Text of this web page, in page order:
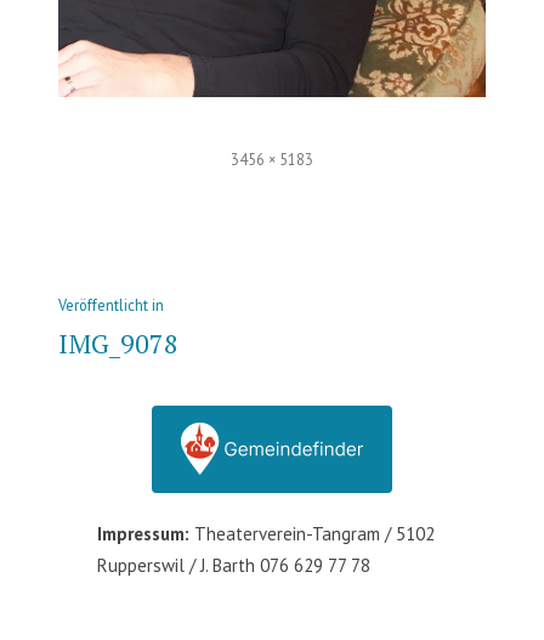
Volle
3456 × 5183
Beitrags-
Navigation
Veröffentlicht in
IMG_9078
Impressum: Theaterverein-Tangram / 5102
Rupperswil / J. Barth 076 629 77 78